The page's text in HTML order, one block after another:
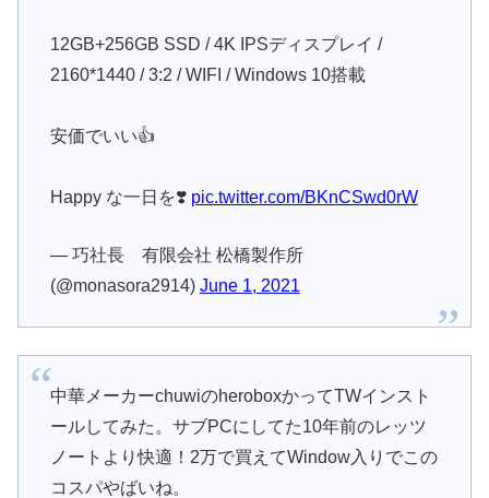
12GB+256GB SSD / 4K IPSディスプレイ /
2160*1440 / 3:2 / WIFI / Windows 10搭載
安価でいい👍
Happy な一日を❣️ pic.twitter.com/BKnCSwd0rW
— 巧社長 有限会社 松橋製作所
(@monasora2914) June 1, 2021
中華メーカーchuwiのheroboxかってTWインスト
ールしてみた。サブPCにしてた10年前のレッツ
ノートより快適！2万で買えてWindow入りでこの
コスパやばいね。